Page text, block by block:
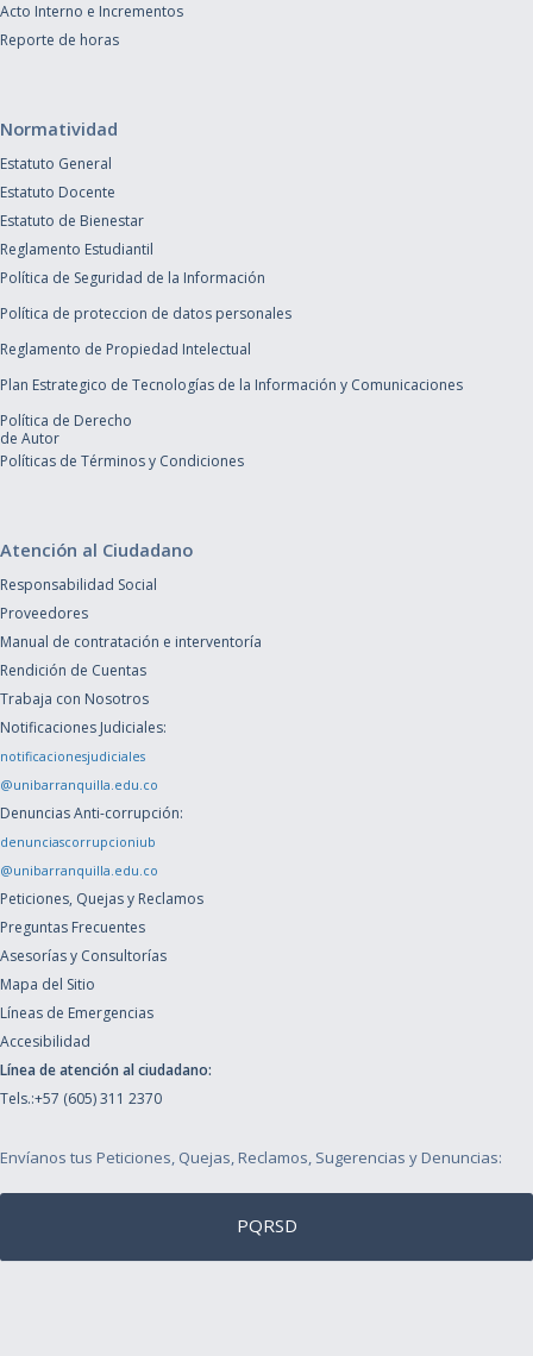
Acto Interno e Incrementos
Reporte de horas
Normatividad
Estatuto General
Estatuto Docente
Estatuto de Bienestar
Reglamento Estudiantil
Política de Seguridad de la Información
Política de proteccion de datos personales
Reglamento de Propiedad Intelectual
Plan Estrategico de Tecnologías de la Información y Comunicaciones
Política de Derecho
de Autor
Políticas de Términos y Condiciones
Atención al Ciudadano
Responsabilidad Social
Proveedores
Manual de contratación e interventoría
Rendición de Cuentas
Trabaja con Nosotros
Notificaciones Judiciales:
notificacionesjudiciales
@unibarranquilla.edu.co
Denuncias Anti-corrupción:
denunciascorrupcioniub
@unibarranquilla.edu.co
Peticiones, Quejas y Reclamos
Preguntas Frecuentes
Asesorías y Consultorías
Mapa del Sitio
Líneas de Emergencias
Accesibilidad
Línea de atención al ciudadano:
Tels.:+57 (605) 311 2370
Envíanos tus Peticiones, Quejas, Reclamos, Sugerencias y Denuncias:
PQRSD